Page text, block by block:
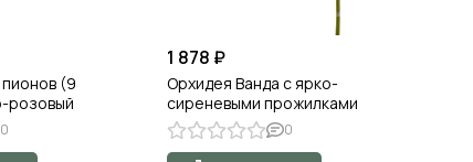
(9
розовый
0
1 878 ₽
Орхидея Ванда с ярко-
сиреневыми прожилками
0